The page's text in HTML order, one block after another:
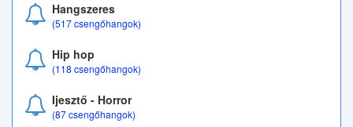
Hangszeres
(517 csengőhangok)
Hip hop
(118 csengőhangok)
Ijesztő - Horror
(87 csengőhangok)